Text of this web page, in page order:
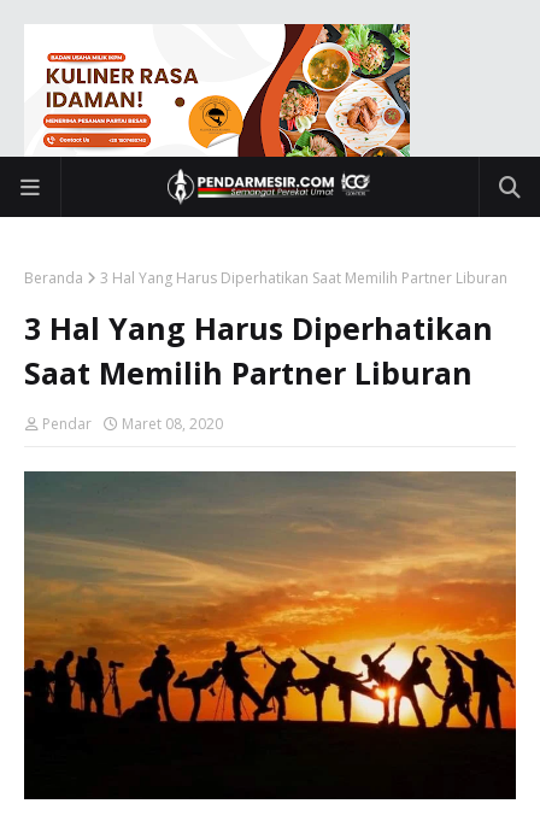
Beranda 3 Hal Yang Harus Diperhatikan Saat Memilih Partner Liburan
3 Hal Yang Harus Diperhatikan
Saat Memilih Partner Liburan
Pendar Maret 08, 2020